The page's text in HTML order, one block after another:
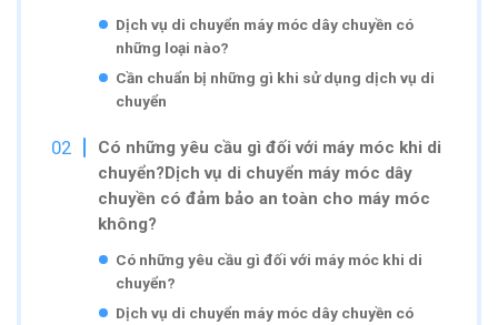
Dịch vụ di chuyển máy móc dây chuyền có
những loại nào?
Cần chuẩn bị những gì khi sử dụng dịch vụ di
chuyển
Có những yêu cầu gì đối với máy móc khi di
chuyển?Dịch vụ di chuyển máy móc dây
chuyền có đảm bảo an toàn cho máy móc
không?
Có những yêu cầu gì đối với máy móc khi di
chuyển?
Dịch vụ di chuyển máy móc dây chuyền có